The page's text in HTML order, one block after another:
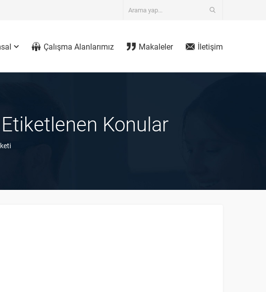
Çalışma Alanlarımız Makaleler İletişim
Konular